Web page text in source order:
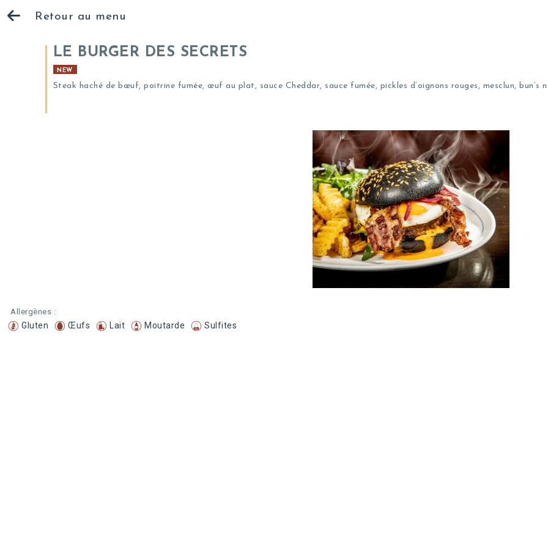
Retour au menu
LE BURGER DES SECRETS
NEW
Steak haché de bœuf, poitrine fumée, œuf au plat, sauce Cheddar, sauce fumée, pickles d’oignons rouges, mesclun, bun’s
Allergènes :
Gluten Œufs Lait Moutarde Sulfites